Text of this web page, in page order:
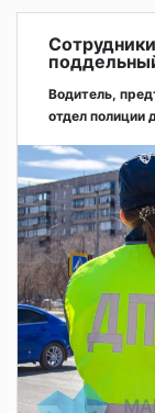
Водитель,
отдел полиции